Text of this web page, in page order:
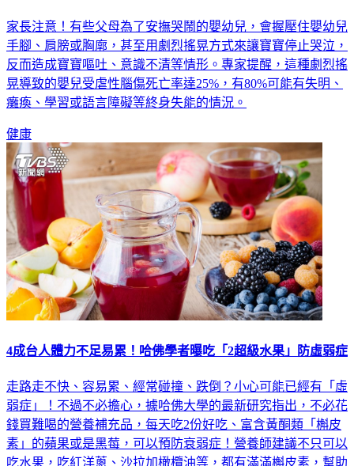
家長注意！有些父母為了安撫哭鬧的嬰幼兒，會握壓住嬰幼兒
手腳、肩膀或胸廓，甚至用劇烈搖晃方式來讓寶寶停止哭泣，
反而造成寶寶嘔吐、意識不清等情形。專家提醒，這種劇烈搖
晃導致的嬰兒受虐性腦傷死亡率達25%，有80%可能有失明、
癱瘓、學習或語言障礙等終身失能的情況。
健康
4成台人體力不足易累！哈佛學者曝吃「2超級水果」防虛弱症
走路走不快、容易累、經常碰撞、跌倒？小心可能已經有「虛
弱症」！不過不必擔心，據哈佛大學的最新研究指出，不必花
錢買難喝的營養補充品，每天吃2份好吃、富含黃酮類「槲皮
素」的蘋果或是黑莓，可以預防衰弱症！營養師建議不只可以
吃水果，吃紅洋蔥、沙拉加橄欖油等，都有滿滿槲皮素，幫助